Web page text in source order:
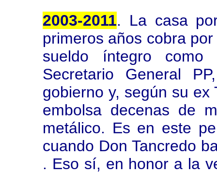
2003-2011. La casa
primeros años cobra
sueldo íntegro como
Secretario General
gobierno y, según su ex
embolsa decenas de
metálico. Es en este
cuando Don Tancredo
. Eso sí, en honor a la